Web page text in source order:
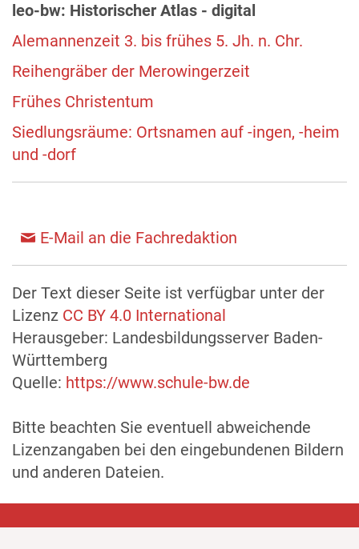
leo-bw: Historischer Atlas - digital
Alemannenzeit 3. bis frühes 5. Jh. n. Chr.
Reihengräber der Merowingerzeit
Frühes Christentum
Siedlungsräume: Ortsnamen auf -ingen, -heim
und -dorf
E-Mail an die Fachredaktion
Der Text dieser Seite ist verfügbar unter der
Lizenz CC BY 4.0 International
Herausgeber: Landesbildungsserver Baden-
Württemberg
Quelle: https://www.schule-bw.de
Bitte beachten Sie eventuell abweichende
Lizenzangaben bei den eingebundenen Bildern
und anderen Dateien.